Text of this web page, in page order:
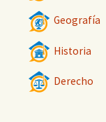
Geografía
Historia
Derecho